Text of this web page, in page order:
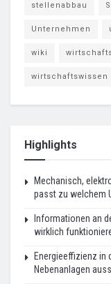
stellenabbau
Unternehmen
wiki
wirtschaftswissen
Highlights
Mechanisch,
passt zu welchem
Informationen an
wirklich
Energieeffizienz in
Nebenanlagen